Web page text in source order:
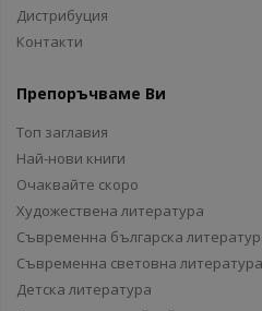
Дистрибуция
Контакти
Препоръчваме Ви
Топ заглавия
Най-нови книги
Очаквайте скоро
Художествена литература
Съвременна българска
Съвременна световна литература
Детска литература